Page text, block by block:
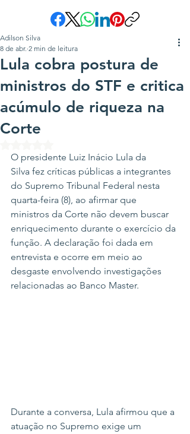
Lula cobra postura de
ministros do STF e critica
acúmulo de riqueza na
Corte
Adilson Silva
8 de abr. 2 min de leitura
O presidente Luiz Inácio Lula da
Silva fez críticas públicas a integrantes
do Supremo Tribunal Federal nesta
quarta-feira (8), ao afirmar que
ministros da Corte não devem buscar
enriquecimento durante o exercício da
função. A declaração foi dada em
entrevista e ocorre em meio ao
desgaste envolvendo investigações
relacionadas ao Banco Master.
Durante a conversa, Lula afirmou que a
atuação no Supremo exige um